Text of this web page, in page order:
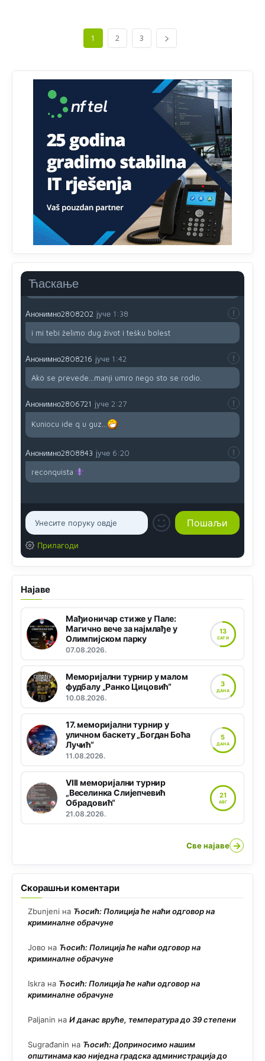
1 2 3
Ћаскање
Dobro zboris 791,ovaj721 dok nije bilo interneta,samo
Анонимно2807895 јуче 12:18
Drzi pod kontrolom tri stvari jezik,karakter i
ponasanje...Uzivotu brani tri stvari:cast,prijatelja i
slabije.Iz zivota iskljuci tri stvari uvredu,neznanje i
dok si ziv gaji tri stvari dobrotu,pamet i
prijateljstvo!!
Анонимно2806721 јуче 12:39
791 BiH nije priznala Kosovo kao nezavisnu državu jer
genocidna tvorevina pravi smetnju a recimo Srbija je
davnopriznala.Na svakom proizvodu iz Srbije stoji -
uvoznik za Kosovo
Анонимно2806721 јуче 12:45
da brani? A imamo vojsku Kosova kojoj želimo svako
dobro i da se što bolje opreme
Анонимно2808202 јуче 1:38
i mi tebi želimo dug život i tešku bolest
Анонимно2808216 јуче 1:42
Akò se prevede...manji umro nego sto se rodio.
Анонимно2806721 јуче 2:27
Kuniocu ide q u guz...
Анонимно2808843 јуче 6:20
reconquista
Прилагоди
Најаве
Мађионичар стиже у Пале:
Магично вече за најмлађе у
Олимпијском парку
07.08.2026.
13
САТИ
Меморијални турнир у малом
фудбалу „Ранко Цицовић“
10.08.2026.
3
ДАНА
17. меморијални турнир у
уличном баскету „Богдан Боћа
Лучић“
11.08.2026.
5
ДАНА
VIII меморијални турнир
„Веселинка Слијепчевић
Обрадовић“
21.08.2026.
21
АВГ
Све најаве →
Скорашњи коментари
Zbunjeni на Ћосић: Полиција ће наћи одговор на
криминалне обрачуне
Јово на Ћосић: Полиција ће наћи одговор на
криминалне обрачуне
Iskra на Ћосић: Полиција ће наћи одговор на
криминалне обрачуне
Paljanin на И данас вруће, температура до 39 степени
Sugrađanin на Ћосић: Доприносимо нашим
општинама као ниједна градска администрација до